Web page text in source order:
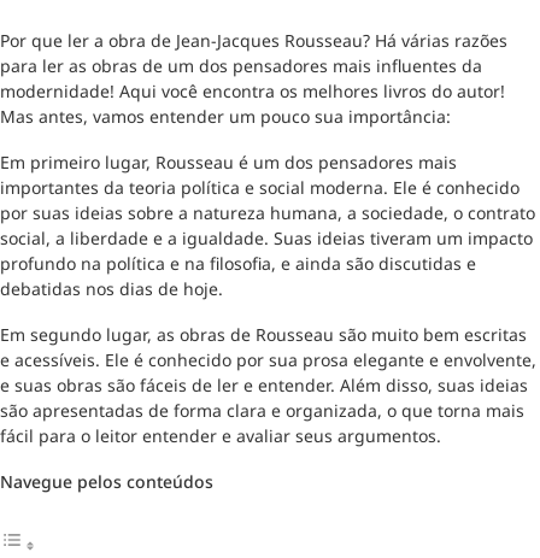
Por que ler a obra de Jean-Jacques Rousseau? Há várias razões
para ler as obras de um dos pensadores mais influentes da
modernidade! Aqui você encontra os melhores livros do autor!
Mas antes, vamos entender um pouco sua importância:
Em primeiro lugar, Rousseau é um dos pensadores mais
importantes da teoria política e social moderna. Ele é conhecido
por suas ideias sobre a natureza humana, a sociedade, o contrato
social, a liberdade e a igualdade. Suas ideias tiveram um impacto
profundo na política e na filosofia, e ainda são discutidas e
debatidas nos dias de hoje.
Em segundo lugar, as obras de Rousseau são muito bem escritas
e acessíveis. Ele é conhecido por sua prosa elegante e envolvente,
e suas obras são fáceis de ler e entender. Além disso, suas ideias
são apresentadas de forma clara e organizada, o que torna mais
fácil para o leitor entender e avaliar seus argumentos.
Navegue pelos conteúdos